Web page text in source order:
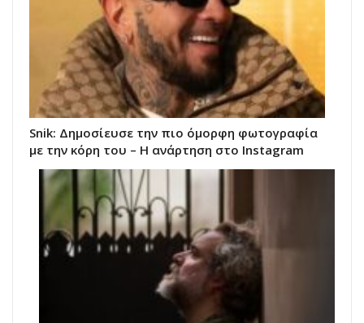
Snik: Δημοσίευσε την πιο όμορφη φωτογραφία
με την κόρη του – Η ανάρτηση στο Instagram